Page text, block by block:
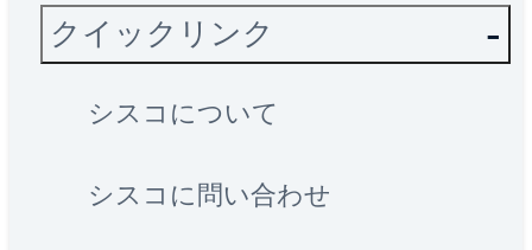
クイックリンク
シスコについて
シスコに問い合わせ